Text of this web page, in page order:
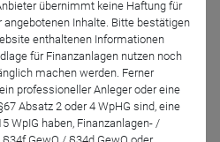
übernimmt keine Haftung für
Inhalte. Bitte bestätigen
enthaltenen Informationen
für Finanzanlagen nutzen noch
machen werden. Ferner
professioneller Anleger oder eine
Absatz 2 oder 4 WpHG sind, eine
WpIG haben, Finanzanlagen- /
GewO / §34d GewO oder